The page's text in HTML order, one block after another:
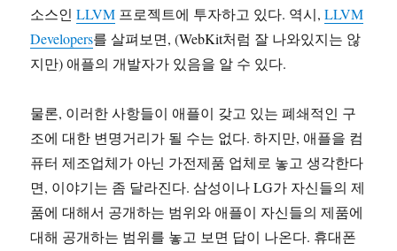
소스인LLVM 프로젝트에 투자하고 있다. 역시,LLVM
Developers를 살펴보면, (WebKit처럼 잘 나와있지는 않
지만) 애플의 개발자가 있음을 알 수 있다.
물론, 이러한 사항들이 애플이 갖고 있는 폐쇄적인 구
조에 대한 변명거리가 될 수는 없다. 하지만, 애플을 컴
퓨터 제조업체가 아닌 가전제품 업체로 놓고 생각한다
면, 이야기는 좀 달라진다. 삼성이나 LG가 자신들의 제
품에 대해서 공개하는 범위와 애플이 자신들의 제품에
대해 공개하는 범위를 놓고 보면 답이 나온다. 휴대폰